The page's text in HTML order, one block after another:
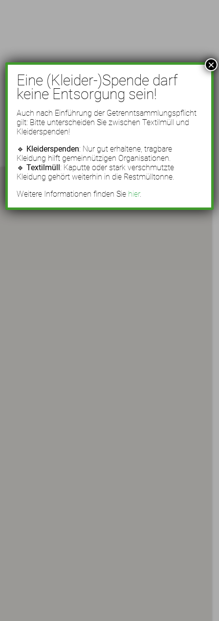
Eine (Kleider-)Spende darf
keine Entsorgung sein!
Auch nach Einführung der Getrenntsammlungspflicht
gilt: Bitte unterscheiden Sie zwischen Textilmüll und
Kleiderspenden!
🔹 Kleiderspenden: Nur gut erhaltene, tragbare
Kleidung hilft gemeinnützigen Organisationen.
🔹Textilmüll: Kaputte oder stark verschmutzte
Kleidung gehört weiterhin in die Restmülltonne.
Weitere Informationen finden Sie hier.
×